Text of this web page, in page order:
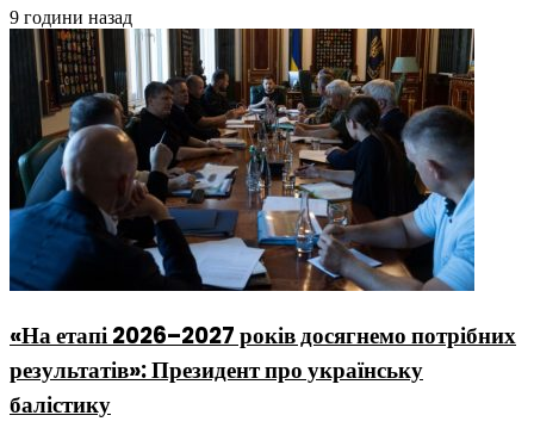
9 години назад
«На етапі 2026–2027 років досягнемо потрібних
результатів»: Президент про українську
балістику